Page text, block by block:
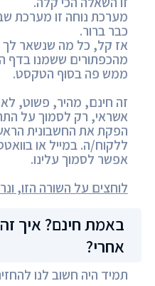
מערכת נוחה זו מערכת
כבר ברור.
אז קל, כל מה שנשאר לך
מהכפתורים ששמנו
ממש פה בסוף הטקסט.
זה חינם, מהיר, פשוט,
אשראי, רק לסמוך על
הפקת את החשבונית
ללקוח/ה. במייל או
אפשר לסמוך עלינו.
לוחצים על השורה הזו,
באמת חינם? איך
אחרי?
תמיד היה חשוב לנו